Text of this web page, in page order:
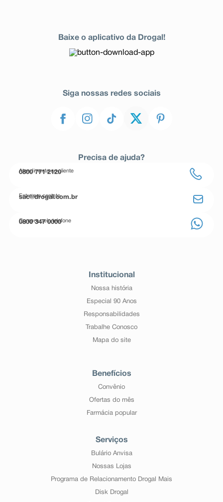
Baixe o aplicativo da Drogal!
Siga nossas redes sociais
Precisa de ajuda?
Atendimento ao cliente
0800 771 2120
Entre em contato
sac@drogal.com.br
Compre pelo telefone
0800 347 0000
Institucional
Nossa história
Especial 90 Anos
Responsabilidades
Trabalhe Conosco
Mapa do site
Benefícios
Convênio
Ofertas do mês
Farmácia popular
Serviços
Bulário Anvisa
Nossas Lojas
Programa de Relacionamento Drogal Mais
Disk Drogal